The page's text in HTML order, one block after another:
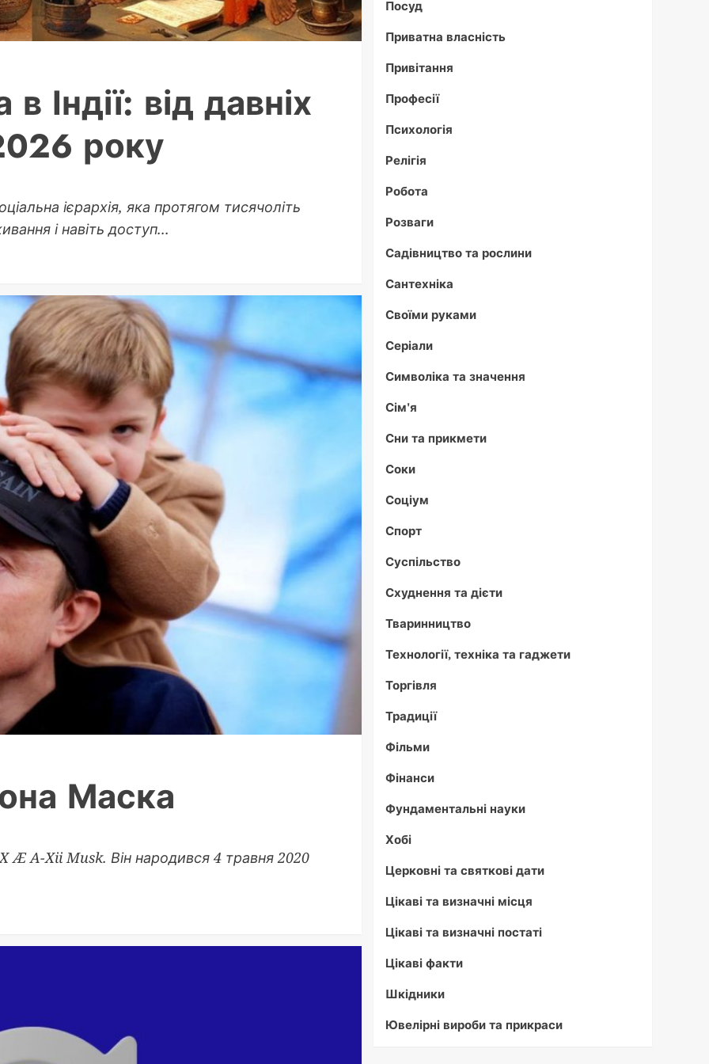
Індії: від давніх
року
ієрархія, яка протягом тисячоліть
і навіть доступ...
Маска
Æ A-Xii Musk. Він народився 4 травня 2020
Посуд
Приватна власність
Привітання
Професії
Психологія
Релігія
Робота
Розваги
Садівництво та рослини
Сантехніка
Своїми руками
Серіали
Символіка та значення
Сім'я
Сни та прикмети
Соки
Соціум
Спорт
Суспільство
Схуднення та дієти
Тваринництво
Технології, техніка та гаджети
Торгівля
Традиції
Фільми
Фінанси
Фундаментальні науки
Хобі
Церковні та святкові дати
Цікаві та визначні місця
Цікаві та визначні постаті
Цікаві факти
Шкідники
Ювелірні вироби та прикраси